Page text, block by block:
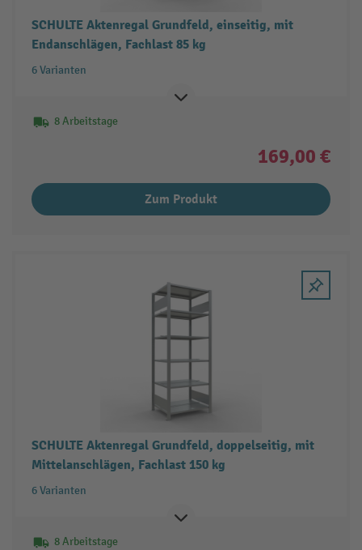
SCHULTE Aktenregal Grundfeld, einseitig, mit
Endanschlägen, Fachlast 85 kg
6 Varianten
8 Arbeitstage
169,00 €
Zum Produkt
SCHULTE Aktenregal Grundfeld, doppelseitig, mit
Mittelanschlägen, Fachlast 150 kg
6 Varianten
8 Arbeitstage